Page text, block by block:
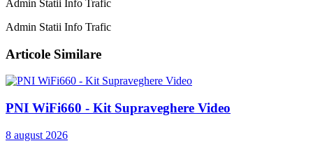
Admin Statii Info Trafic
Admin Statii Info Trafic
Articole Similare
PNI WiFi660 - Kit Supraveghere Video
8 august 2026